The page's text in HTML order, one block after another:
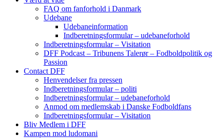
FAQ om fanforhold i Danmark
Udebane
Udebaneinformation
Indberetningsformular – udebaneforhold
Indberetningsformular – Visitation
DFF Podcast – Tribunens Talerør – Fodboldpolitik og
Passion
Contact DFF
Henvendelser fra pressen
Indberetningsformular – politi
Indberetningsformular – udebaneforhold
Anmod om medlemskab i Danske Fodboldfans
Indberetningsformular – Visitation
Bliv Medlem i DFF
Kampen mod ludomani